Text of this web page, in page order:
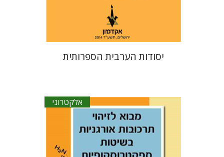
$21
יסודות הערבית הספרותית
אלקטרוני
פרופ. אלברט זילכה